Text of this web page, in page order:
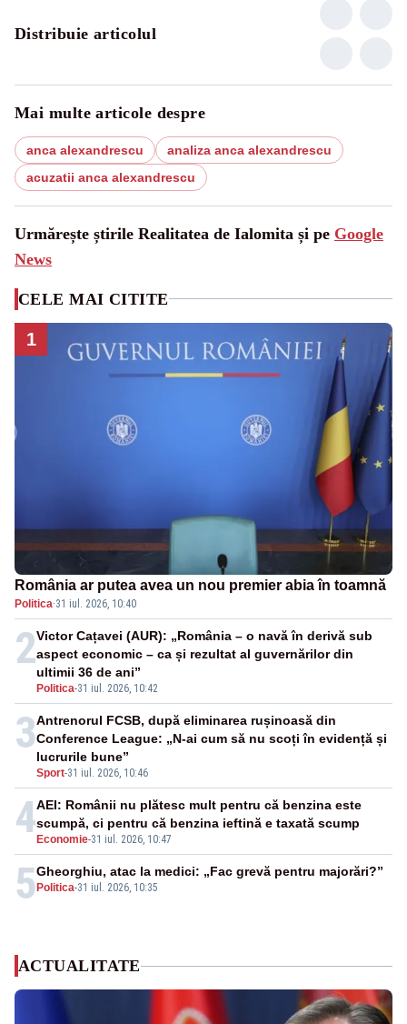
Distribuie articolul
Mai multe articole despre
anca alexandrescu
analiza anca alexandrescu
acuzatii anca alexandrescu
Urmărește știrile Realitatea de Ialomita și pe Google
News
CELE MAI CITITE
1
România ar putea avea un nou premier abia în toamnă
Politica·31 iul. 2026, 10:40
2
Politica-31 iul. 2026, 10:42
Victor Cațavei (AUR): „România – o navă în derivă sub
aspect economic – ca și rezultat al guvernărilor din
ultimii 36 de ani”
3
Sport-31 iul. 2026, 10:46
Antrenorul FCSB, după eliminarea rușinoasă din
Conference League: „N-ai cum să nu scoți în evidență și
lucrurile bune”
4 Economie-31 iul. 2026, 10:47
AEI: Românii nu plătesc mult pentru că benzina este
scumpă, ci pentru că benzina ieftină e taxată scump
5 Politica-31 iul. 2026, 10:35
Gheorghiu, atac la medici: „Fac grevă pentru majorări?”
ACTUALITATE